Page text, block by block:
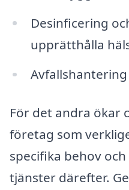
Desinficering
upprätthålla
För det andra ökar
företag som
specifika behov
tjänster därefter.